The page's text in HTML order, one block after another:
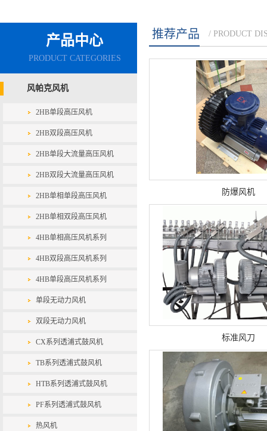
产品中心
PRODUCT CATEGORIES
风帕克风机
2HB单段高压风机
2HB双段高压风机
2HB单段大流量高压风机
2HB双段大流量高压风机
2HB单相单段高压风机
2HB单相双段高压风机
4HB单相高压风机系列
4HB双段高压风机系列
4HB单段高压风机系列
单段无动力风机
双段无动力风机
CX系列透浦式鼓风机
TB系列透浦式鼓风机
HTB系列透浦式鼓风机
PF系列透浦式鼓风机
热风机
推荐产品 / PRODUCT
防爆风机
标准风刀